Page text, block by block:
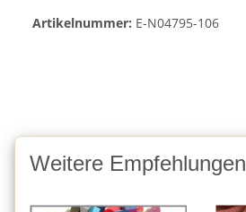
Artikelnummer: E-N04795-106
Weitere